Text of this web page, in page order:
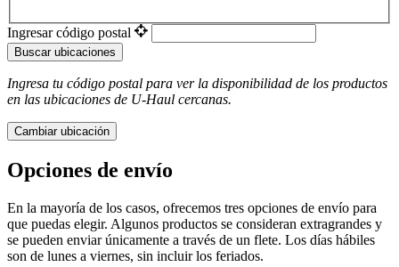
Ingresar código postal
Buscar ubicaciones
Ingresa tu código postal para ver la disponibilidad de los productos
en las ubicaciones de U-Haul ​​​​​​​ cercanas.
Cambiar ubicación
Opciones de envío
En la mayoría de los casos, ofrecemos tres opciones de envío para
que puedas elegir. Algunos productos se consideran extragrandes y
se pueden enviar únicamente a través de un flete. Los días hábiles
son de lunes a viernes, sin incluir los feriados.